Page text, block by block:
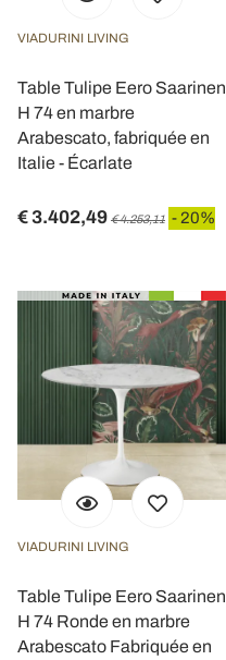
VIADURINI LIVING
Table Tulipe Eero Saarinen
H 74 en marbre
Arabescato, fabriquée en
Italie - Écarlate
€ 3.402,49 € 4.253,11 - 20%
VIADURINI LIVING
Table Tulipe Eero Saarinen
H 74 Ronde en marbre
Arabescato Fabriquée en